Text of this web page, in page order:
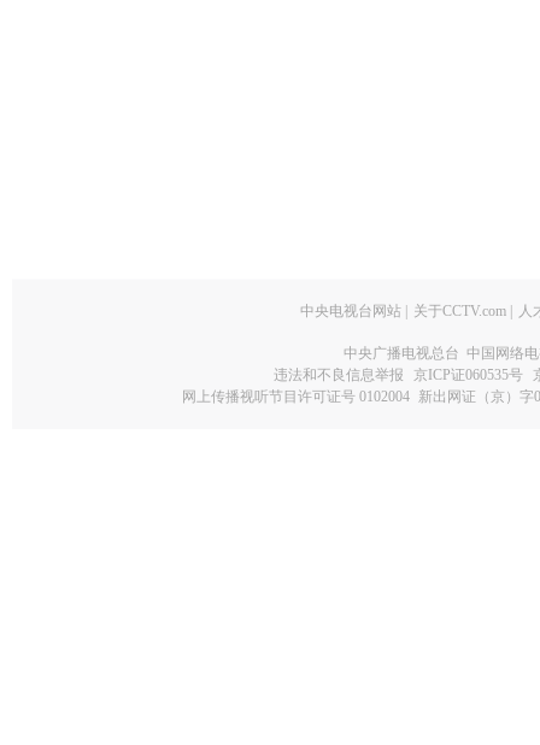
中央电视台网站 关于CCTV.com 人
中央广播电视总台 中国网络
违法和不良信息举报
京ICP证060535号
网上传播视听节目许可证号 0102004 新出网证（京）